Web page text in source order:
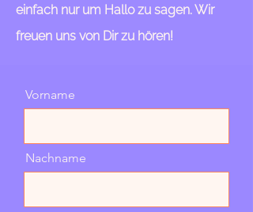
einfach nur um Hallo zu sagen. Wir
freuen uns von Dir zu hören!
Vorname
Nachname